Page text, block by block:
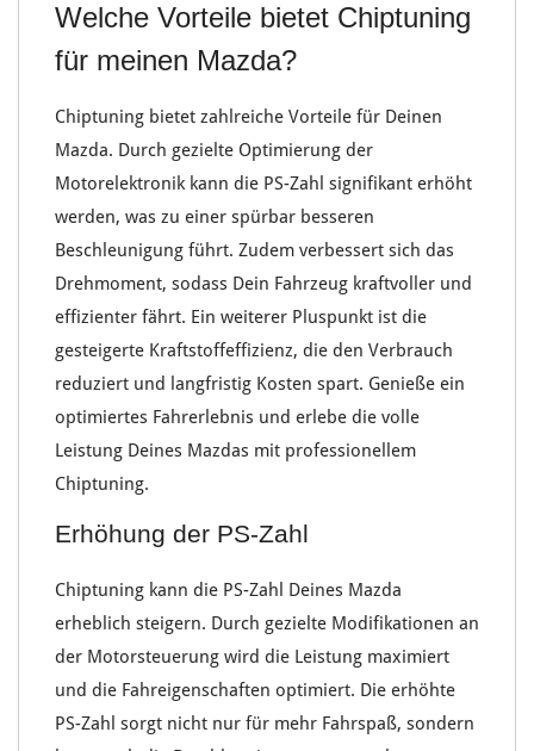
Welche Vorteile bietet Chiptuning
für meinen Mazda?
Chiptuning bietet zahlreiche Vorteile für Deinen
Mazda. Durch gezielte Optimierung der
Motorelektronikkann die PS-Zahl signifikant erhöht
werden, was zu einer spürbar besseren
Beschleunigung führt. Zudem verbessert sich das
Drehmoment, sodass Dein Fahrzeug kraftvoller und
effizienter fährt. Ein weiterer Pluspunkt ist die
gesteigerte Kraftstoffeffizienz, die den Verbrauch
reduziert und langfristig Kosten spart. Genieße ein
optimiertes Fahrerlebnis und erlebe die volle
Leistung Deines Mazdas mit professionellem
Chiptuning.
Erhöhung der PS-Zahl
Chiptuning kann die PS-Zahl Deines Mazda
erheblich steigern. Durch gezielte Modifikationen an
der Motorsteuerung wird die Leistung maximiert
und die Fahreigenschaften optimiert. Die erhöhte
PS-Zahl sorgt nicht nur für mehr Fahrspaß, sondern